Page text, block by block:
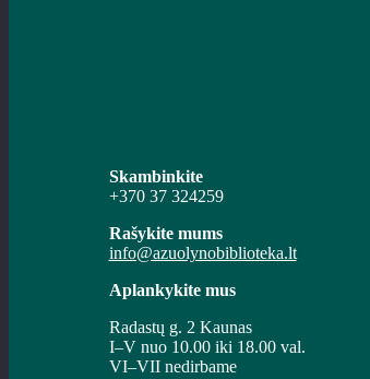
+370 37 324259
info@azuolynobiblioteka.lt
Aplankykite mus
Radastų g. 2 Kaunas